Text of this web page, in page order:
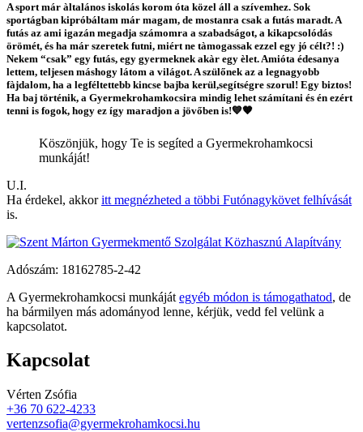
A sport már àltalános iskolás korom óta közel áll a szívemhez. Sok
sportágban kipróbáltam már magam, de mostanra csak a futás maradt. A
futás az ami igazán megadja számomra a szabadságot, a kikapcsolódás
örömét, és ha már szeretek futni, miért ne tàmogassak ezzel egy jó célt?! :)
Nekem “csak” egy futás, egy gyermeknek akàr egy èlet. Amióta édesanya
lettem, teljesen máshogy látom a világot. A szülőnek az a legnagyobb
fàjdalom, ha a legféltettebb kincse bajba kerül,segítségre szorul! Egy biztos!
Ha baj történik, a Gyermekrohamkocsira mindig lehet számítani és én ezért
tenni is fogok, hogy ez így maradjon a jövőben is!💙🧡
Köszönjük, hogy Te is segíted a Gyermek­roham­kocsi
munkáját!
U.I.
Ha érdekel, akkoritt megnézheted a többi Futónagykövet felhívását
is.
Adószám: 18162785-2-42
A Gyermekrohamkocsi munkáját egyéb módon is támogathatod, de
ha bármilyen más adományod lenne, kérjük, vedd fel velünk a
kapcsolatot.
Kapcsolat
Vérten Zsófia
+36 70 622-4233
vertenzsofia@gyermekrohamkocsi.hu